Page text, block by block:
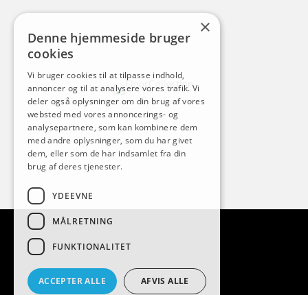
×
Denne hjemmeside bruger
cookies
Vi bruger cookies til at tilpasse indhold,
annoncer og til at analysere vores trafik. Vi
deler også oplysninger om din brug af vores
websted med vores annoncerings- og
analysepartnere, som kan kombinere dem
med andre oplysninger, som du har givet
dem, eller som de har indsamlet fra din
brug af deres tjenester.
YDEEVNE
MÅLRETNING
FUNKTIONALITET
ACCEPTER ALLE AFVIS ALLE